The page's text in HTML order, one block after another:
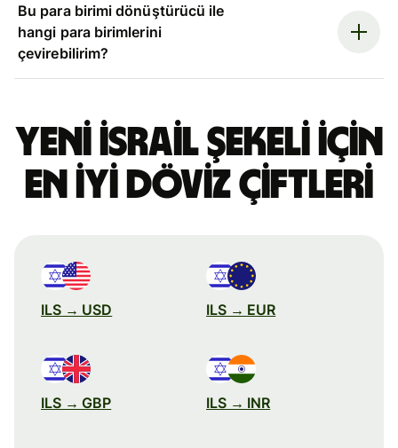
Bu para birimi dönüştürücü ile
hangi para birimlerini
çevirebilirim?
Yeni İsrail şekeli için
en iyi döviz çiftleri
ILS → USD ILS → EUR
ILS → GBP ILS → INR